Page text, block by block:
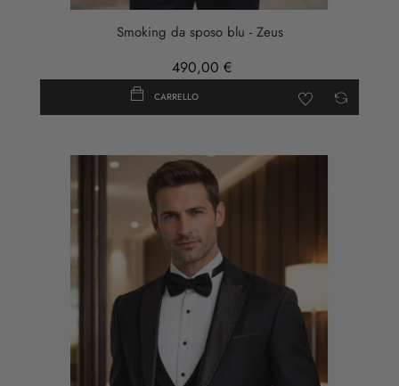
Scuro
Smoking da sposo blu - Zeus
490,00 €
CARRELLO